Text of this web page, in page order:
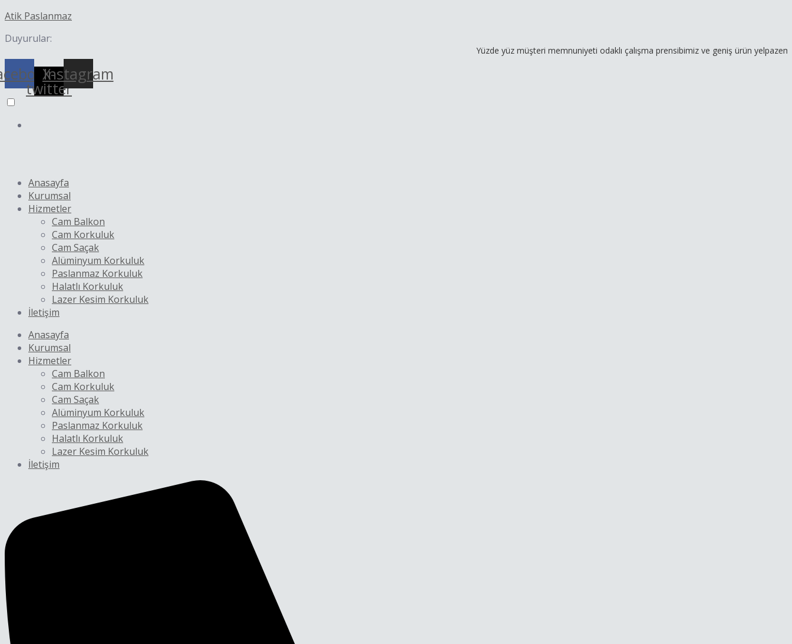
atla
Atik Paslanmaz
Duyurular:
Yüzde yüz müşteri memnuniyeti odaklı çalışma prensibimiz ve geniş ürün yelpazemizle
X-
twitter
Instagram
Anasayfa
Kurumsal
Hizmetler
Cam Balkon
Cam Korkuluk
Cam Saçak
Alüminyum Korkuluk
Paslanmaz Korkuluk
Halatlı Korkuluk
Lazer Kesim Korkuluk
İletişim
Anasayfa
Kurumsal
Hizmetler
Cam Balkon
Cam Korkuluk
Cam Saçak
Alüminyum Korkuluk
Paslanmaz Korkuluk
Halatlı Korkuluk
Lazer Kesim Korkuluk
İletişim
dolaşımı